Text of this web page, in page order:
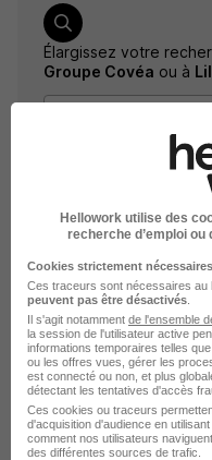
Élargissez votre
Groupe Covéa ou à
DÉPOSEZ VOTRE
Rendez votre CV
recruteurs de la
Hellowork utilise des
recherche d’emploi
Cookies strictement nécessaires
Ces traceurs sont nécessaires au
peuvent pas être désactivés
Il s'agit notamment de l'ensemble
la session de l'utilisateur active
informations temporaires telles
ou les offres vues, gérer les
est connecté ou non, et plus
détectant les tentatives d'accès
Ces cookies ou traceurs
d'acquisition d'audience en
comment nos utilisateurs
des différentes sources de trafic.